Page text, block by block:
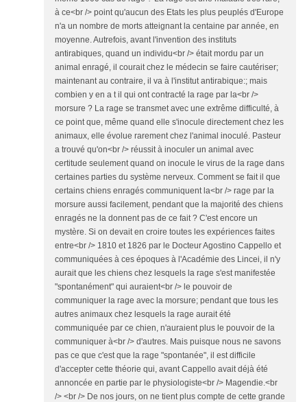
à ce<br /> point qu'aucun des Etats les plus peuplés d'Europe
n'a un nombre de morts atteignant la centaine par année, en
moyenne. Autrefois, avant l'invention des instituts
antirabiques, quand un individu<br /> était mordu par un
animal enragé, il courait chez le médecin se faire cautériser;
maintenant au contraire, il va à l'institut antirabique:; mais
combien y en a t il qui ont contracté la rage par la<br />
morsure ? La rage se transmet avec une extrême difficulté, à
ce point que, même quand elle s'inocule directement chez les
animaux, elle évolue rarement chez l'animal inoculé. Pasteur
a trouvé qu'on<br /> réussit à inoculer un animal avec
certitude seulement quand on inocule le virus de la rage dans
certaines parties du système nerveux. Comment se fait il que
certains chiens enragés communiquent la<br /> rage par la
morsure aussi facilement, pendant que la majorité des chiens
enragés ne la donnent pas de ce fait ? C'est encore un
mystère. Si on devait en croire toutes les expériences faites
entre<br /> 1810 et 1826 par le Docteur Agostino Cappello et
communiquées à ces époques à l'Académie des Lincei, il n'y
aurait que les chiens chez lesquels la rage s'est manifestée
"spontanément" qui auraient<br /> le pouvoir de
communiquer la rage avec la morsure; pendant que tous les
autres animaux chez lesquels la rage aurait été
communiquée par ce chien, n'auraient plus le pouvoir de la
communiquer à<br /> d'autres. Mais puisque nous ne savons
pas ce que c'est que la rage "spontanée", il est difficile
d'accepter cette théorie qui, avant Cappello avait déjà été
annoncée en partie par le physiologiste<br /> Magendie.<br
/> <br /> De nos jours, on ne tient plus compte de cette grande